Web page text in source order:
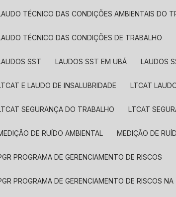
LAUDO TÉCNICO DAS CONDIÇÕES AMBIENTAIS DO
LAUDO TÉCNICO DAS CONDIÇÕES DE TRABALHO
LAUDOS SST​ LAUDOS SST​ EM UBÁ LAUDOS
LTCAT E LAUDO DE INSALUBRIDADE LTCAT
LTCAT SEGURANÇA DO TRABALHO LTCAT
MEDIÇÃO DE RUÍDO AMBIENTAL MEDIÇÃO DE
PGR PROGRAMA DE GERENCIAMENTO DE RISCOS
PGR PROGRAMA DE GERENCIAMENTO DE RISCOS